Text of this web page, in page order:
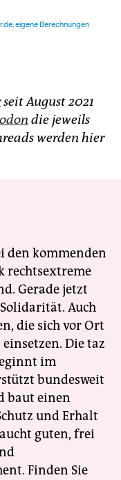
seit August 2021
die jeweils
werden hier
den kommenden
rechtsextreme
Gerade jetzt
Auch
die sich vor Ort
Die taz
im
bundesweit
baut einen
und Erhalt
guten, frei
Finden Sie